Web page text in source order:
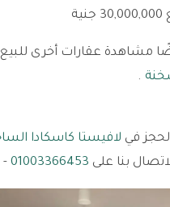
مشاهدة عقارات أخرى
.
في لافيستا كاسكادا
بنا على 01003366453
-